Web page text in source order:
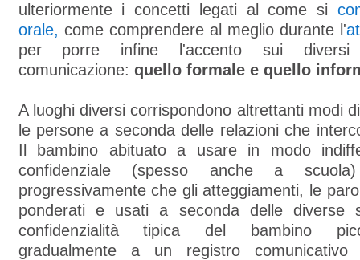
ulteriormente i concetti legati al come si
orale, come comprendere al meglio durante l'
per porre infine l'accento sui diversi
comunicazione: quello formale e quello
A luoghi diversi corrispondono altrettanti modi
le persone a seconda delle relazioni che
Il bambino abituato a usare in modo
confidenziale (spesso anche a scuola)
progressivamente che gli atteggiamenti, le
ponderati e usati a seconda delle diverse
confidenzialità tipica del bambino
gradualmente a un registro